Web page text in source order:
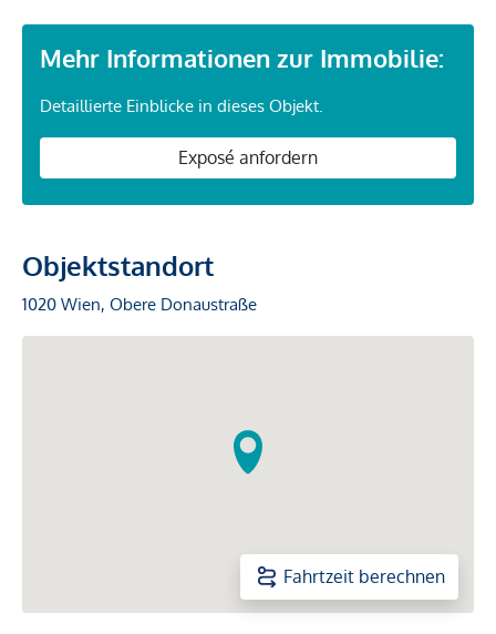
Mehr Informationen zur Immobilie:
Detaillierte Einblicke in dieses Objekt.
Exposé anfordern
Objektstandort
1020 Wien, Obere Donaustraße
Fahrtzeit berechnen